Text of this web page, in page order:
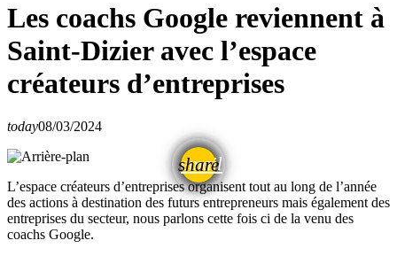
Les coachs Google reviennent à
Saint-Dizier avec l’espace
créateurs d’entreprises
today08/03/2024
share
email
L’espace créateurs d’entreprises organisent tout au long de l’année
des actions à destination des futurs entrepreneurs mais également des
entreprises du secteur, nous parlons cette fois ci de la venu des
coachs Google.